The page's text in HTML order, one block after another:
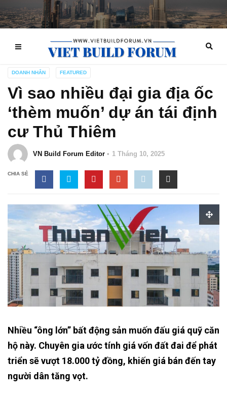
DOANH NHÂN FEATURED
Vì sao nhiều đại gia địa ốc
‘thèm muốn’ dự án tái định
cư Thủ Thiêm
VN Build Forum Editor 1 Tháng 10, 2025
CHIA SẺ
Nhiều “ông lớn” bất động sản muốn đấu giá quỹ căn
hộ này. Chuyên gia ước tính giá vốn đất đai để phát
triển sẽ vượt 18.000 tỷ đồng, khiến giá bán đến tay
người dân tăng vọt.